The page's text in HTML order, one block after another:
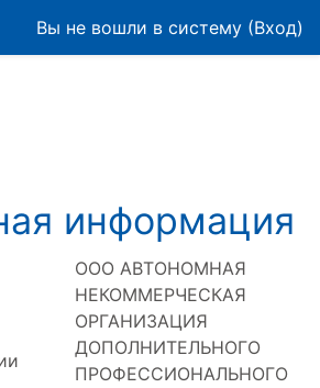
содержанию
Вы не вошли в систему (Вход)
информация
ООО АВТОНОМНАЯ
НЕКОММЕРЧЕСКАЯ
ОРГАНИЗАЦИЯ
ДОПОЛНИТЕЛЬНОГО
ПРОФЕССИОНАЛЬНОГО